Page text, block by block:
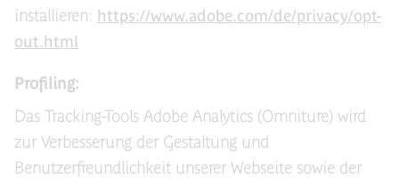
installieren: https://www.adobe.com/de/privacy/opt-
out.html
Profiling:
Das Tracking-Tools Adobe Analytics (Omniture) wird
zur Verbesserung der Gestaltung und
Benutzerfreundlichkeit unserer Webseite sowie der